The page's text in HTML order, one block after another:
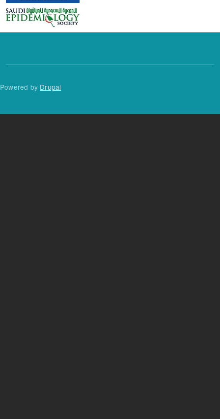
Powered by Drupal